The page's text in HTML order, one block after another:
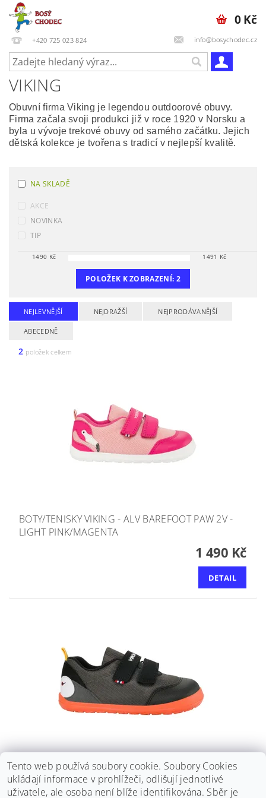
+420 725 023 824 info@bosychodec.cz
0 Kč
VIKING
Obuvní firma Viking je legendou outdoorové obuvy.
Firma začala svoji produkci již v roce 1920 v Norsku a
byla u vývoje trekové obuvy od samého začátku. Jejich
dětská kolekce je tvořena s tradicí v nejlepší kvalitě.
NA SKLADĚ
AKCE
NOVINKA
TIP
1490 Kč 1491 Kč
POLOŽEK K ZOBRAZENÍ: 2
NEJLEVNĚJŠÍ NEJDRAŽŠÍ NEJPRODÁVANĚJŠÍ
ABECEDNĚ
2 položek celkem
BOTY/TENISKY VIKING - ALV BAREFOOT PAW 2V -
LIGHT PINK/MAGENTA
1 490 Kč
DETAIL
BOTY/TENISKY VIKING - ALV BAREFOOT PAW 2W -
BLACK
Tento web používá soubory cookie. Soubory Cookies
ukládají informace v prohlížeči, odlišují jednotlivé
uživatele, ale osoba není blíže identifikována. Sběr je